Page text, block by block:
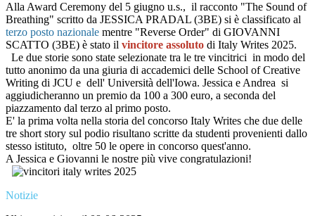
Alla Award Ceremony del 5 giugno u.s., il racconto "The Sound of
Breathing" scritto da JESSICA PRADAL (3BE) si è classificato al
terzo posto nazionale mentre "Reverse Order" di GIOVANNI
SCATTO (3BE) è stato il vincitore assoluto di Italy Writes 2025.
Le due storie sono state selezionate tra le tre vincitrici in modo del
tutto anonimo da una giuria di accademici delle School of Creative
Writing di JCU e dell' Università dell'Iowa. Jessica e Andrea si
aggiudicheranno un premio da 100 a 300 euro, a seconda del
piazzamento dal terzo al primo posto.
E' la prima volta nella storia del concorso Italy Writes che due delle
tre short story sul podio risultano scritte da studenti provenienti dallo
stesso istituto, oltre 50 le opere in concorso quest'anno.
A Jessica e Giovanni le nostre più vive congratulazioni!
Notizie